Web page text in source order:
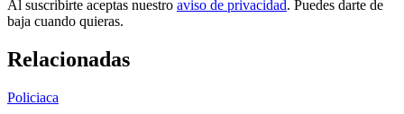
Al suscribirte aceptas nuestro aviso de privacidad. Puedes darte de
baja cuando quieras.
Relacionadas
Policiaca